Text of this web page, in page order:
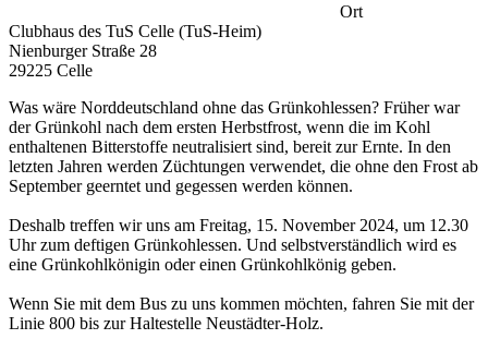
Ort
Clubhaus des TuS Celle (TuS-Heim)
Nienburger Straße 28
29225 Celle
Was wäre Norddeutschland ohne das Grünkohlessen? Früher war
der Grünkohl nach dem ersten Herbstfrost, wenn die im Kohl
enthaltenen Bitterstoffe neutralisiert sind, bereit zur Ernte. In den
letzten Jahren werden Züchtungen verwendet, die ohne den Frost ab
September geerntet und gegessen werden können.
Deshalb treffen wir uns am Freitag, 15. November 2024, um 12.30
Uhr zum deftigen Grünkohlessen. Und selbstverständlich wird es
eine Grünkohlkönigin oder einen Grünkohlkönig geben.
Wenn Sie mit dem Bus zu uns kommen möchten, fahren Sie mit der
Linie 800 bis zur Haltestelle Neustädter-Holz.